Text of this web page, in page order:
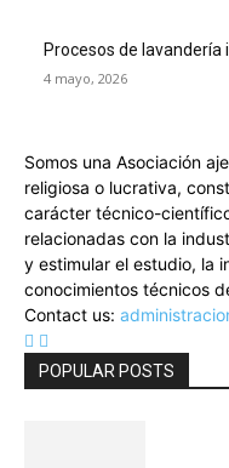
Procesos de lavandería
4 mayo, 2026
Somos una Asociación
religiosa o lucrativa,
carácter técnico-
relacionadas con la
y estimular el estudio, la
conocimientos técnicos
Contact us:
POPULAR POSTS